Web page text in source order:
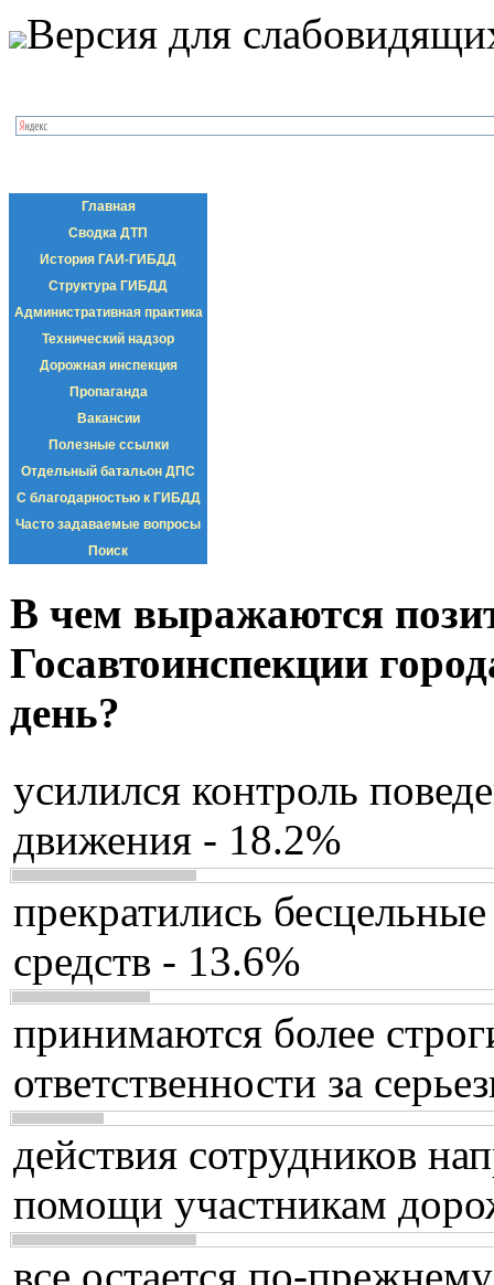
Версия для
Главная
Сводка ДТП
История ГАИ-ГИБДД
Структура ГИБДД
Административная практика
Технический надзор
Дорожная инспекция
Пропаганда
Вакансии
Полезные ссылки
Отдельный батальон ДПС
С благодарностью к ГИБДД
Часто задаваемые вопросы
Поиск
В чем выражаются
Госавтоинспекции
день?
усилился контроль
движения - 18.2%
прекратились
средств - 13.6%
принимаются более
ответственности за
действия сотрудников
помощи участникам
все остается по-